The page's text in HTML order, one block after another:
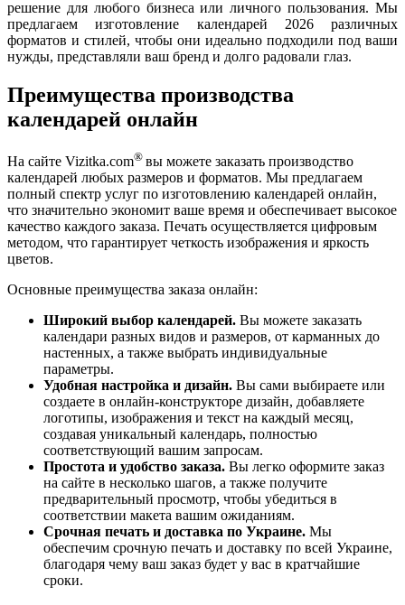
решение для любого бизнеса или личного пользования. Мы
предлагаем изготовление календарей 2026 различных
форматов и стилей, чтобы они идеально подходили под ваши
нужды, представляли ваш бренд и долго радовали глаз.
Преимущества производства
календарей онлайн
На сайте Vizitka.com® вы можете заказать производство
календарей любых размеров и форматов. Мы предлагаем
полный спектр услуг по изготовлению календарей онлайн,
что значительно экономит ваше время и обеспечивает высокое
качество каждого заказа. Печать осуществляется цифровым
методом, что гарантирует четкость изображения и яркость
цветов.
Основные преимущества заказа онлайн:
Широкий выбор календарей. Вы можете заказать
календари разных видов и размеров, от карманных до
настенных, а также выбрать индивидуальные
параметры.
Удобная настройка и дизайн. Вы сами выбираете или
создаете в онлайн-конструкторе дизайн, добавляете
логотипы, изображения и текст на каждый месяц,
создавая уникальный календарь, полностью
соответствующий вашим запросам.
Простота и удобство заказа. Вы легко оформите заказ
на сайте в несколько шагов, а также получите
предварительный просмотр, чтобы убедиться в
соответствии макета вашим ожиданиям.
Срочная печать и доставка по Украине. Мы
обеспечим срочную печать и доставку по всей Украине,
благодаря чему ваш заказ будет у вас в кратчайшие
сроки.